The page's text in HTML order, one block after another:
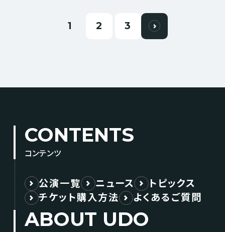
1 2 3
CONTENTS
コンテンツ
公演一覧 ニュース
トピックス
チケット購入方法
よくあるご質問
ABOUT UDO